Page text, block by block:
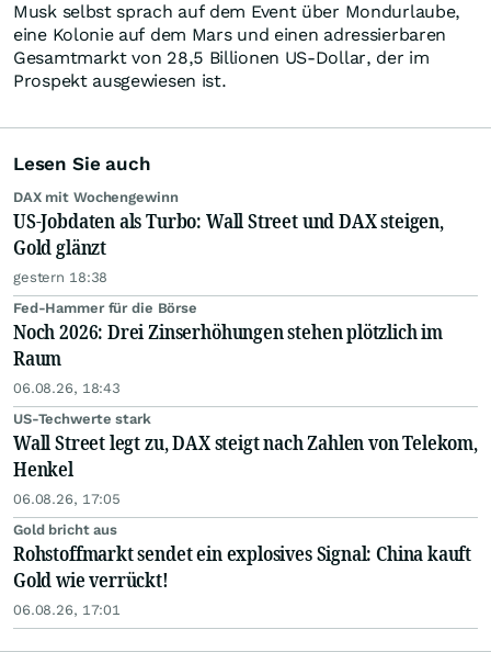
Musk selbst sprach auf dem Event über Mondurlaube,
eine Kolonie auf dem Mars und einen adressierbaren
Gesamtmarkt von 28,5 Billionen US-Dollar, der im
Prospekt ausgewiesen ist.
Lesen Sie auch
DAX mit Wochengewinn
US-Jobdaten als Turbo: Wall Street und DAX steigen,
Gold glänzt
gestern 18:38
Fed-Hammer für die Börse
Noch 2026: Drei Zinserhöhungen stehen plötzlich im
Raum
06.08.26, 18:43
US-Techwerte stark
Wall Street legt zu, DAX steigt nach Zahlen von Telekom,
Henkel
06.08.26, 17:05
Gold bricht aus
Rohstoffmarkt sendet ein explosives Signal: China kauft
Gold wie verrückt!
06.08.26, 17:01